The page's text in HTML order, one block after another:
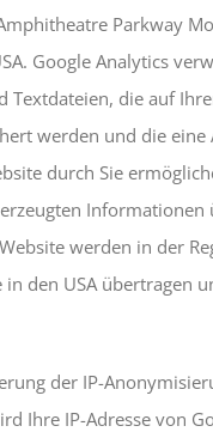
Parkway
Google Analytics
Textdateien, die auf
werden und die eine
durch Sie
Informationen
werden in der
in den USA übertragen
der IP-
Ihre IP-Adresse von